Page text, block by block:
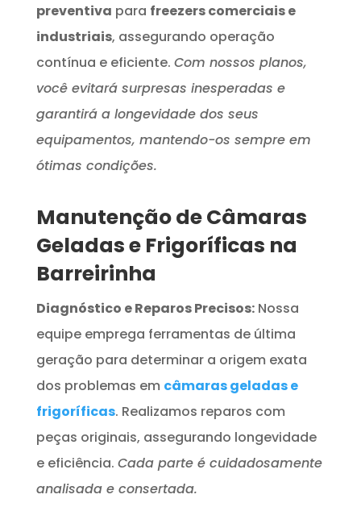
preventiva para freezers comerciais e
industriais, assegurando operação
contínua e eficiente. Com nossos planos,
você evitará surpresas inesperadas e
garantirá a longevidade dos seus
equipamentos, mantendo-os sempre em
ótimas condições.
Manutenção de Câmaras
Geladas e Frigoríficas na
Barreirinha
Diagnóstico e Reparos Precisos:Nossa
equipe emprega ferramentas de última
geração para determinar a origem exata
dos problemas em câmaras geladas e
frigoríficas. Realizamos reparos com
peças originais, assegurando longevidade
e eficiência. Cada parte é cuidadosamente
analisada e consertada.